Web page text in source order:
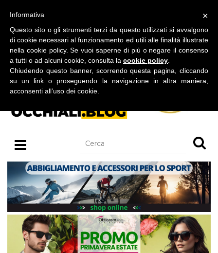
BLOG SU OCCHIALI DA SOLE E OCCHIALI DA VISTA
×
Informativa
Questo sito o gli strumenti terzi da questo utilizzati si avvalgono
di cookie necessari al funzionamento ed utili alle finalità illustrate
nella cookie policy. Se vuoi saperne di più o negare il consenso
a tutti o ad alcuni cookie, consulta la cookie policy
Chiudendo questo banner, scorrendo questa pagina, cliccando
su un link o proseguendo la navigazione in altra maniera,
acconsenti all’uso dei cookie.